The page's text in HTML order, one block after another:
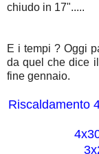
chiudo in 17".....
E i tempi ? Oggi
da quel che dice
fine gennaio.
Riscaldamento